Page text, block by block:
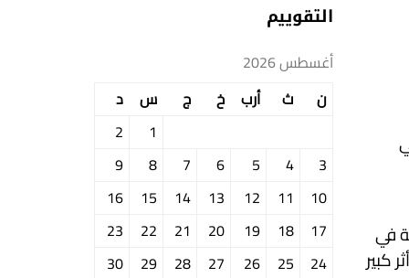
في
كبير
التقوييم
أغسطس 2026
ن
ث أرب خ ج س
د
1
2
3
4
5
6
7
8
9
10
11
12
13
14
15
16
17
18
19
20
21
22
23
24
25
26
27
28
29
30